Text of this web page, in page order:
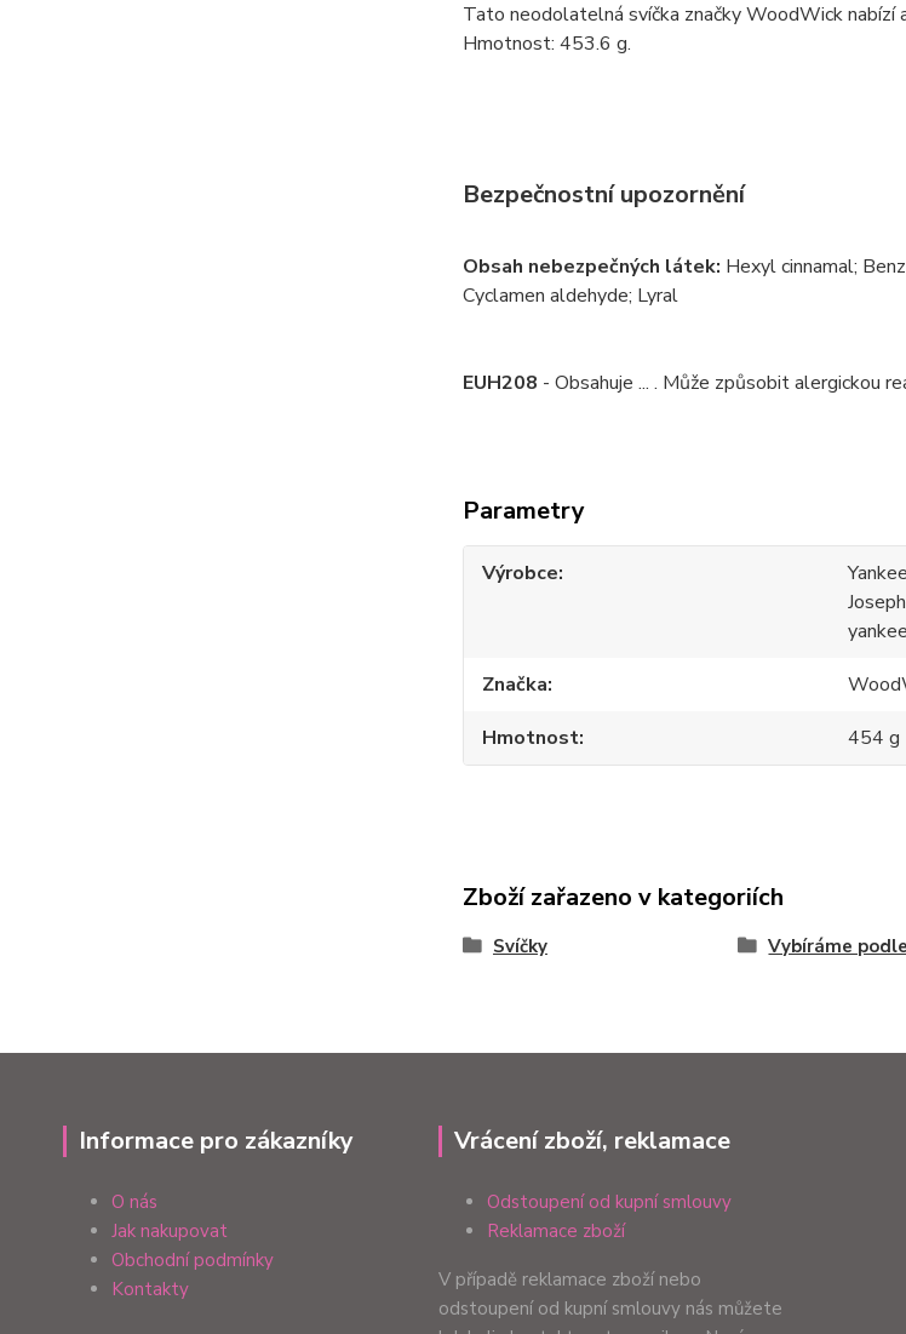
Tato neodolatelná svíčka značky WoodWick nabízí
Hmotnost: 453.6 g.
Bezpečnostní upozornění
Obsah nebezpečných látek: Hexyl cinnamal;
Cyclamen aldehyde; Lyral
EUH208 - Obsahuje ... . Může způsobit alergickou
Parametry
Výrobce
Značka
Hmotnost
454 g
Zboží zařazeno v kategoriích
Svíčky Vybíráme
Informace pro zákazníky
O nás
Jak nakupovat
Obchodní podmínky
Kontakty
Vrácení zboží, reklamace
Odstoupení od kupní smlouvy
Reklamace zboží
V případě reklamace zboží nebo
odstoupení od kupní smlouvy nás můžete